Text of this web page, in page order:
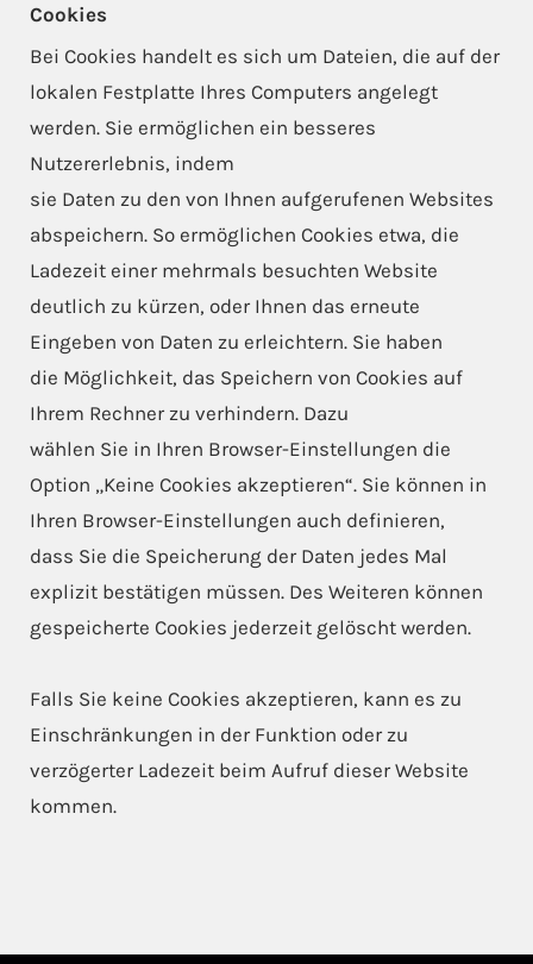
Cookies
Bei Cookies handelt es sich um Dateien, die auf der
lokalen Festplatte Ihres Computers angelegt
werden. Sie ermöglichen ein besseres
Nutzererlebnis, indem
sie Daten zu den von Ihnen aufgerufenen Websites
abspeichern. So ermöglichen Cookies etwa, die
Ladezeit einer mehrmals besuchten Website
deutlich zu kürzen, oder Ihnen das erneute
Eingeben von Daten zu erleichtern. Sie haben
die Möglichkeit, das Speichern von Cookies auf
Ihrem Rechner zu verhindern. Dazu
wählen Sie in Ihren Browser-Einstellungen die
Option „Keine Cookies akzeptieren“. Sie können in
Ihren Browser-Einstellungen auch definieren,
dass Sie die Speicherung der Daten jedes Mal
explizit bestätigen müssen. Des Weiteren können
gespeicherte Cookies jederzeit gelöscht werden.
Falls Sie keine Cookies akzeptieren, kann es zu
Einschränkungen in der Funktion oder zu
verzögerter Ladezeit beim Aufruf dieser Website
kommen.